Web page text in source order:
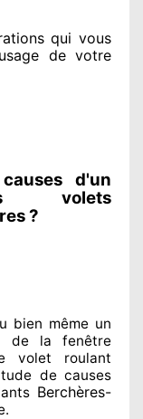
qui vous
de votre
d'un
volets
?
bien même un
de la fenêtre
volet roulant
decauses
Berchères-